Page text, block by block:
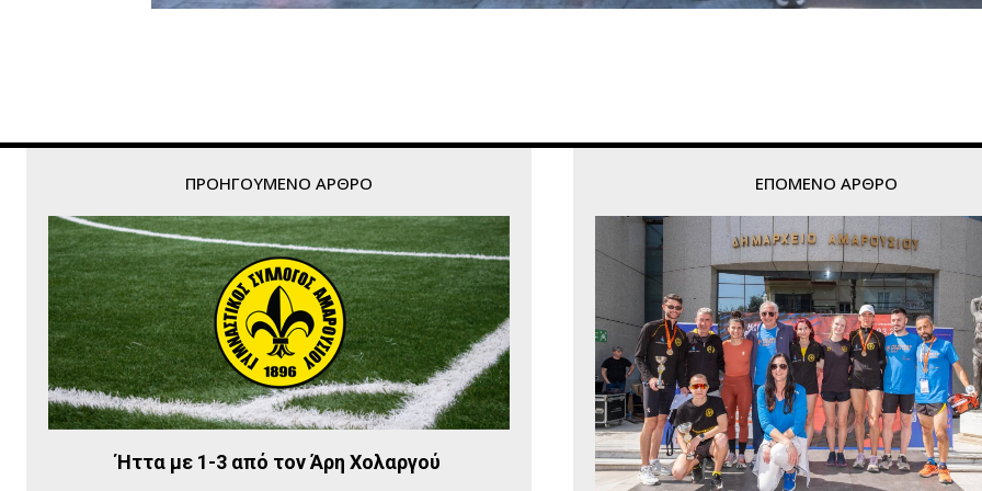
ΠΡΟΗΓΟΎΜΕΝΟ ΆΡΘΡΟ
Ήττα με 1-3 από τον Άρη Χολαργού
ΕΠΌΜΕΝΟ ΆΡΘΡΟ